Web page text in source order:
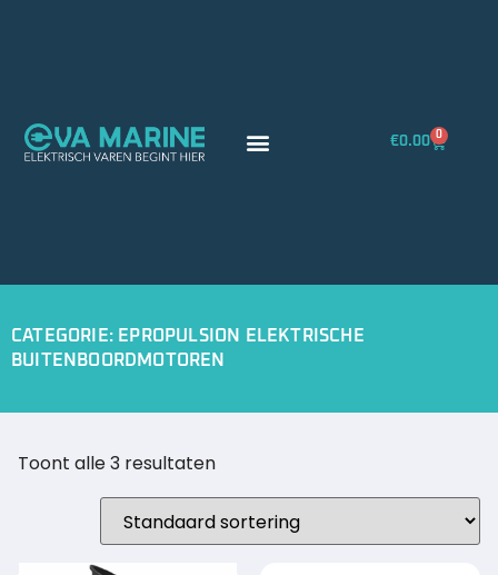
€0.00 0
CATEGORIE: EPROPULSION ELEKTRISCHE
BUITENBOORDMOTOREN
Toont alle 3 resultaten